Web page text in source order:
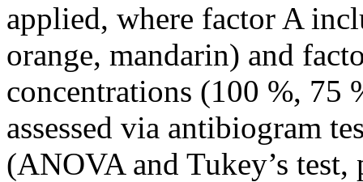
applied, where factor A
orange, mandarin) and
concentrations (100 %,
assessed via antibiogram
(ANOVA and Tukey’s